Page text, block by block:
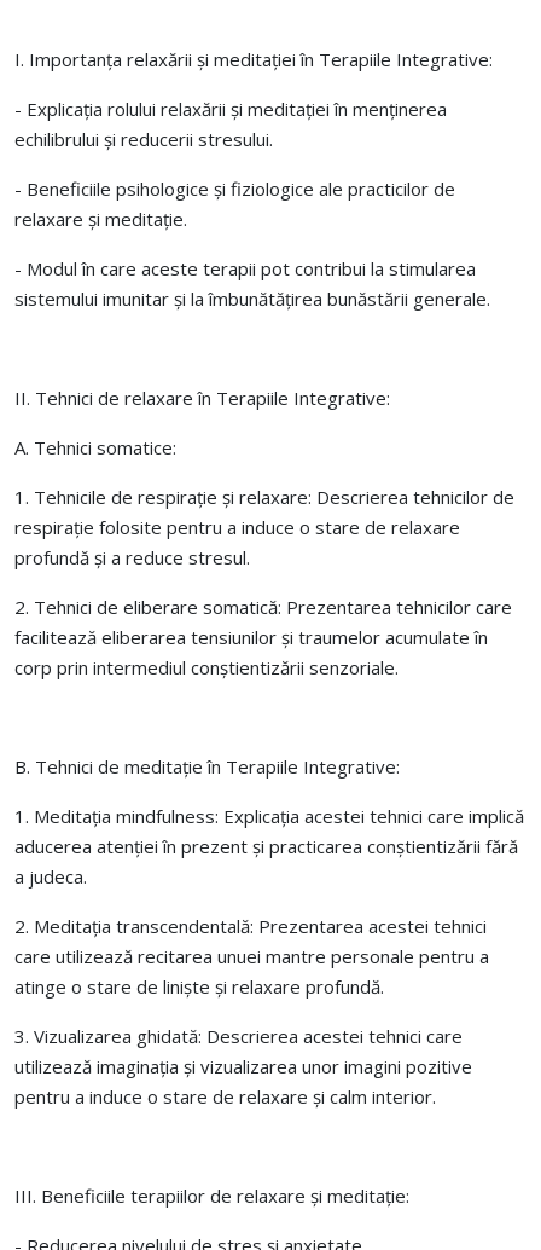
I. Importanța relaxării și meditației în Terapiile Integrative:
- Explicația rolului relaxării și meditației în menținerea
echilibrului și reducerii stresului.
- Beneficiile psihologice și fiziologice ale practicilor de
relaxare și meditație.
- Modul în care aceste terapii pot contribui la stimularea
sistemului imunitar și la îmbunătățirea bunăstării generale.
II. Tehnici de relaxare în Terapiile Integrative:
A. Tehnici somatice:
1. Tehnicile de respirație și relaxare: Descrierea tehnicilor de
respirație folosite pentru a induce o stare de relaxare
profundă și a reduce stresul.
2. Tehnici de eliberare somatică: Prezentarea tehnicilor care
facilitează eliberarea tensiunilor și traumelor acumulate în
corp prin intermediul conștientizării senzoriale.
B. Tehnici de meditație în Terapiile Integrative:
1. Meditația mindfulness: Explicația acestei tehnici care implică
aducerea atenției în prezent și practicarea conștientizării fără
a judeca.
2. Meditația transcendentală: Prezentarea acestei tehnici
care utilizează recitarea unuei mantre personale pentru a
atinge o stare de liniște și relaxare profundă.
3. Vizualizarea ghidată: Descrierea acestei tehnici care
utilizează imaginația și vizualizarea unor imagini pozitive
pentru a induce o stare de relaxare și calm interior.
III. Beneficiile terapiilor de relaxare și meditație:
- Reducerea nivelului de stres și anxietate.